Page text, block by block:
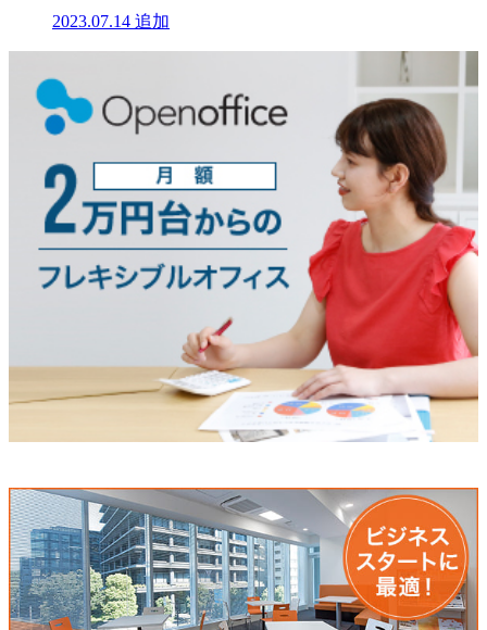
2023.07.14 追加